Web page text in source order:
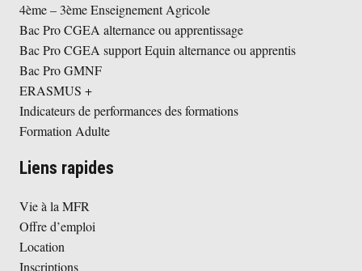
4ème – 3ème Enseignement Agricole
Bac Pro CGEA alternance ou apprentissage
Bac Pro CGEA support Equin alternance ou apprentis
Bac Pro GMNF
ERASMUS +
Indicateurs de performances des formations
Formation Adulte
Liens rapides
Vie à la MFR
Offre d’emploi
Location
Inscriptions